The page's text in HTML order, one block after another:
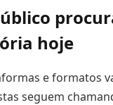
hoje
e formatos
seguem